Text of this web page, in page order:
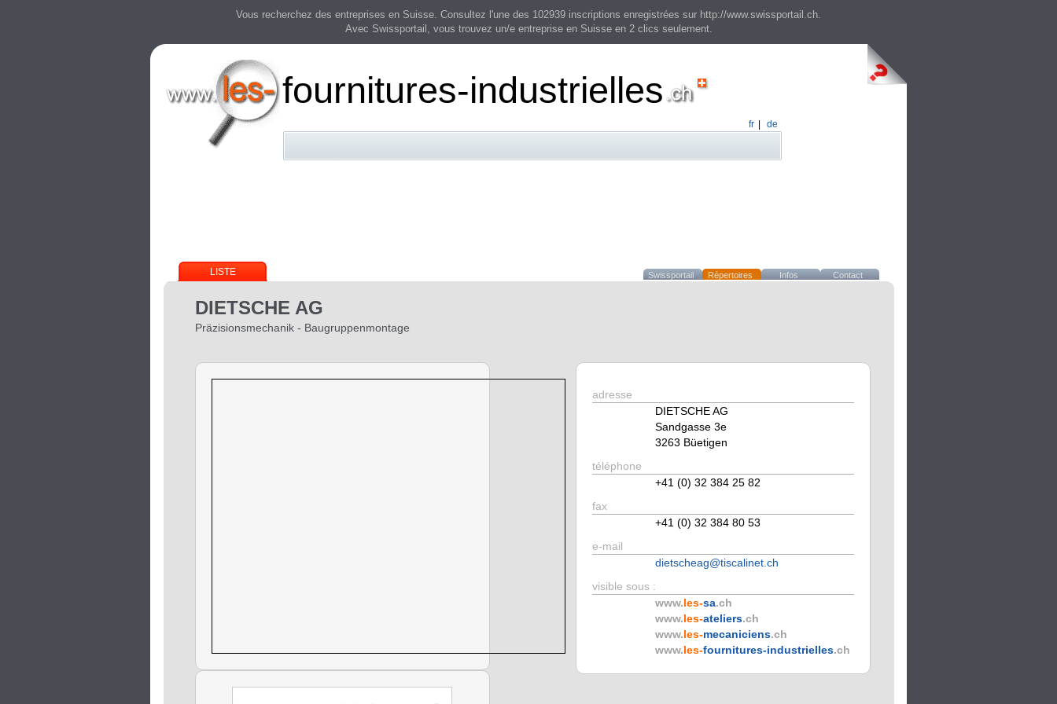
Vous recherchez des entreprises en Suisse. Consultez l'une des 102939 inscriptions enregistrées sur http://www.swissportail.ch.
Avec Swissportail, vous trouvez un/e entreprise en Suisse en 2 clics seulement.
fournitures-industrielles
fr de
LISTE Swissportail Répertoires Infos Contact
DIETSCHE AG
Präzisionsmechanik - Baugruppenmontage
adresse
DIETSCHE AG
Sandgasse 3e
3263 Büetigen
téléphone
+41 (0) 32 384 25 82
fax
+41 (0) 32 384 80 53
e-mail
dietscheag@tiscalinet.ch
visible sous :
www.les-sa.ch
www.les-ateliers.ch
www.les-mecaniciens.ch
www.les-fournitures-industrielles.ch